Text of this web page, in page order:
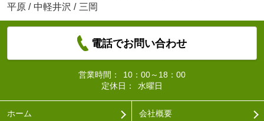
平原 / 中軽井沢 / 三岡
電話でお問い合わせ
営業時間：
10：00～18：00
定休日：
水曜日
ホーム 会社概要